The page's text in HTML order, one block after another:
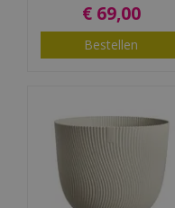
€ 69,00
Bestellen